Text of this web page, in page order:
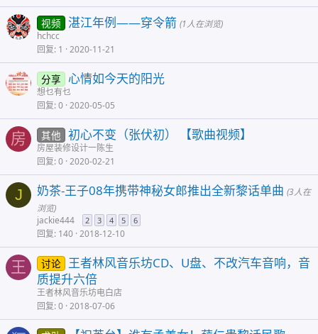
视频 湛江年例——穿令箭 (1人在浏览)
hchcc
回复 1 2020-11-21
分享 心情如今天的阳光
想乜有乜
回复 0 2020-05-05
房 其他 初心不变（张伏初） 【歌曲视频】
房屋装修设计一陈生
回复 0 2020-02-21
J 奶茶-王子08年携带神秘女郎推出全新黎话单曲 (3人在
浏览)
jackie444 2 3 4 5 6
回复 140 2018-12-10
王 讨论
王者林风音乐坊CD、U盘、不改汽车音响，音
质提升六倍
王者林风音乐坊电白店
回复 0 2018-07-06